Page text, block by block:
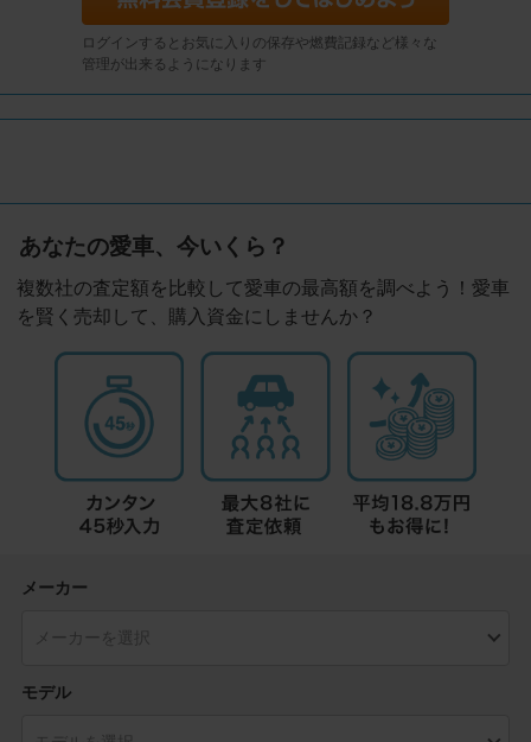
ログインするとお気に入りの保存や燃費記録など様々な
管理が出来るようになります
あなたの愛車、今いくら？
複数社の査定額を比較して愛車の最高額を調べよう！愛車
を賢く売却して、購入資金にしませんか？
メーカー
モデル